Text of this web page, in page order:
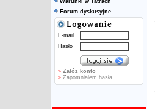
Warunki w Tatrach
Forum dyskusyjne
E-mail
Hasło
» Załóż konto
» Zapomniałem hasła